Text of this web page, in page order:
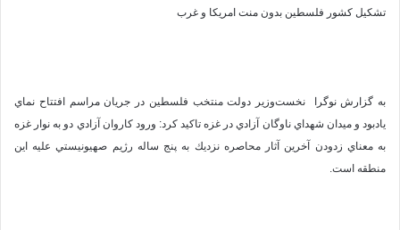
تشکیل کشور فلسطین بدون منت امریکا و غرب
به گزارش نوگرا نخست‌وزير دولت منتخب فلسطين در جريان مراسم افتتاح نماي
يادبود و ميدان شهداي ناوگان آزادي در غزه تاكيد كرد: ورود كاروان آزادي دو به نوار غزه
به معناي زدودن آخرين آثار محاصره نزديك به پنج ساله رژيم صهيونيستي عليه اين
منطقه است.